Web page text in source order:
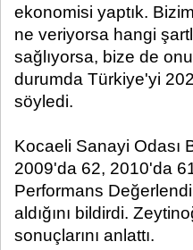
ekonomisi yaptık.
ne veriyorsa hangi
sağlıyorsa, bize de
durumda Türkiye'yi
söyledi.
Kocaeli Sanayi Odası
2009'da 62, 2010'da
Performans
aldığını bildirdi.
sonuçlarını anlattı.